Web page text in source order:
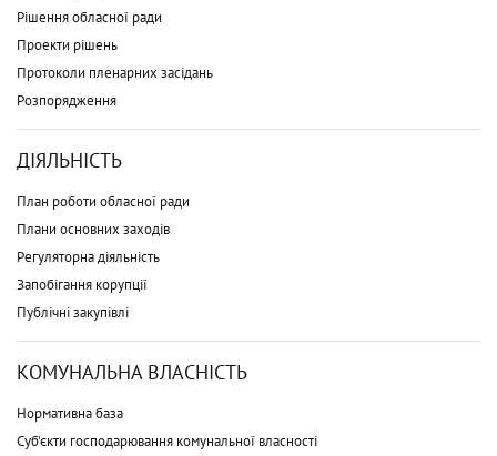
Рішення обласної ради
Проекти рішень
Протоколи пленарних засідань
Розпорядження
ДІЯЛЬНІСТЬ
План роботи обласної ради
Плани основних заходів
Регуляторна діяльність
Запобігання корупції
Публічні закупівлі
КОМУНАЛЬНА ВЛАСНІСТЬ
Нормативна база
Суб'єкти господарювання комунальної власності